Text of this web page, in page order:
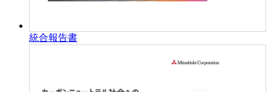
統合報告書